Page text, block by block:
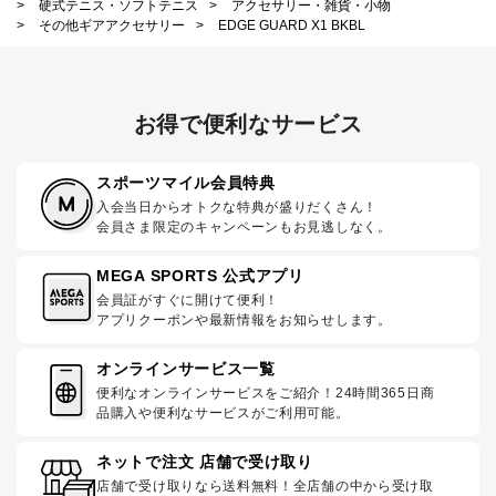
> 硬式テニス・ソフトテニス >
アクセサリー・雑貨・小物
>
その他ギアアクセサリー > EDGE GUARD X1 BKBL
お得で便利なサービス
スポーツマイル会員特典
入会当日からオトクな特典が盛りだくさん！
会員さま限定のキャンペーンもお見逃しなく。
MEGA SPORTS 公式アプリ
会員証がすぐに開けて便利！
アプリクーポンや最新情報をお知らせします。
オンラインサービス一覧
便利なオンラインサービスをご紹介！24時間365日商
品購入や便利なサービスがご利用可能。
ネットで注文 店舗で受け取り
店舗で受け取りなら送料無料！全店舗の中から受け取